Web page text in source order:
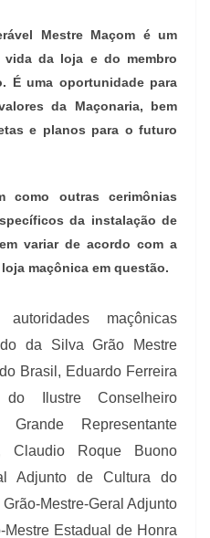
Mestre Maçom é um
da loja e do membro
É uma oportunidade para
da Maçonaria, bem
e planos para o futuro
como outras cerimônias
da instalação de
variar de acordo com a
maçônica em questão.
maçônicas
da Silva Grão Mestre
Brasil, Eduardo Ferreira
do Ilustre Conselheiro
Representante
Claudio Roque Buono
Adjunto de Cultura do
Mestre-Geral Adjunto
Estadual de Honra